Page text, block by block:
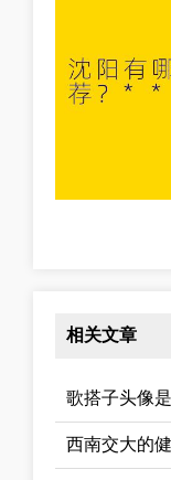
相关文章
歌搭子头像
西南交大的